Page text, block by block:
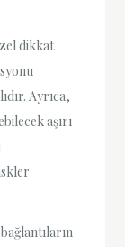
dikkat
Ayrıca,
aşırı